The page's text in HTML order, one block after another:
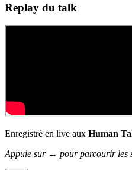
Replay du talk
Enregistré en live aux Human
Appuie sur → pour parcourir les